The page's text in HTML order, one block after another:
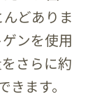
どありま
ンを使用
さらに約
ます。